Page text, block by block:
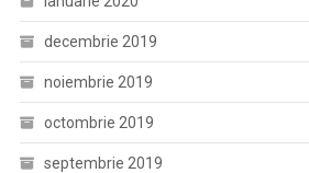
decembrie 2019
noiembrie 2019
octombrie 2019
septembrie 2019